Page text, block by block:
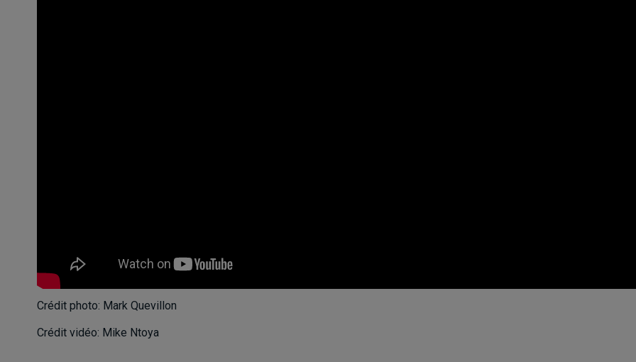
Crédit photo: Mark Quevillon
Crédit vidéo: Mike Ntoya